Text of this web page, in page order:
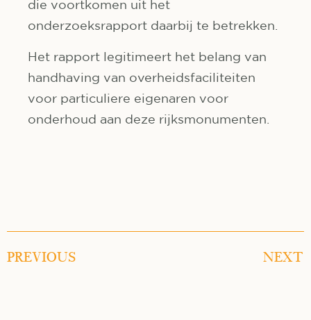
die voortkomen uit het
onderzoeksrapport daarbij te betrekken.
Het rapport legitimeert het belang van
handhaving van overheidsfaciliteiten
voor particuliere eigenaren voor
onderhoud aan deze rijksmonumenten.
PREVIOUS NEXT